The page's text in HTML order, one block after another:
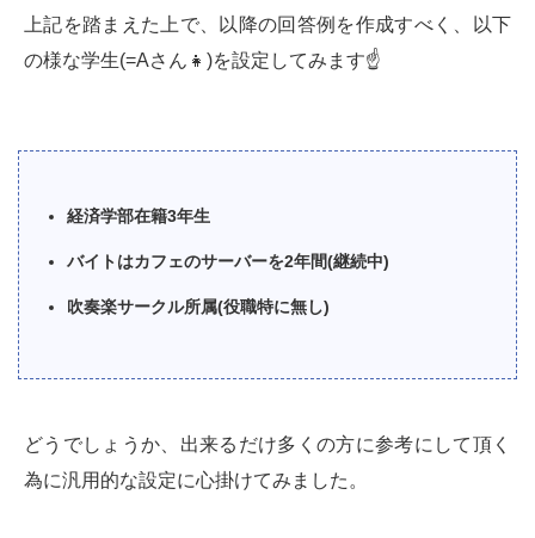
上記を踏まえた上で、以降の回答例を作成すべく、以下
の様な学生(=Aさん👧)を設定してみます☝️
経済学部在籍3年生
バイトはカフェのサーバーを2年間(継続中)
吹奏楽サークル所属(役職特に無し)
どうでしょうか、出来るだけ多くの方に参考にして頂く
為に汎用的な設定に心掛けてみました。